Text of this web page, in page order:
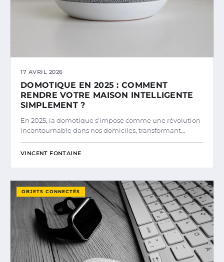
17 AVRIL 2026
DOMOTIQUE EN 2025 : COMMENT
RENDRE VOTRE MAISON INTELLIGENTE
SIMPLEMENT ?
En 2025, la domotique s’impose comme une révolution
incontournable dans nos domiciles, transformant…
VINCENT FONTAINE
OBJETS CONNECTÉS